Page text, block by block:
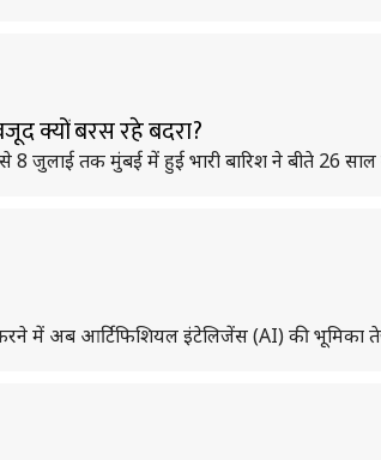
क्यों बरस रहे बदरा?
तक मुंबई में हुई भारी बारिश ने बीते 26 साल
में अब आर्टिफिशियल इंटेलिजेंस (AI) की भूमिका